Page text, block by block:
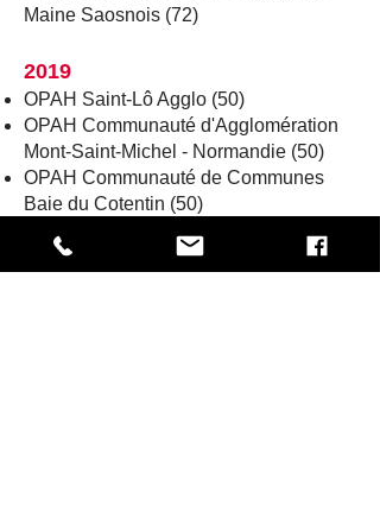
Maine Saosnois (72)
2019
OPAH Saint-Lô Agglo (50)
OPAH Communauté d'Agglomération
Mont-Saint-Michel - Normandie (50)
OPAH Communauté de Communes
Baie du Cotentin (50)
OPAH-RR Ploërmel Communauté (56)